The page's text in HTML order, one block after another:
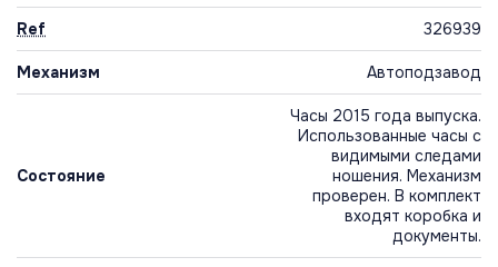
Ref 326939
Механизм Автоподзавод
Состояние
Часы 2015 года выпуска.
Использованные часы с
видимыми следами
ношения. Механизм
проверен. В комплект
входят коробка и
документы.